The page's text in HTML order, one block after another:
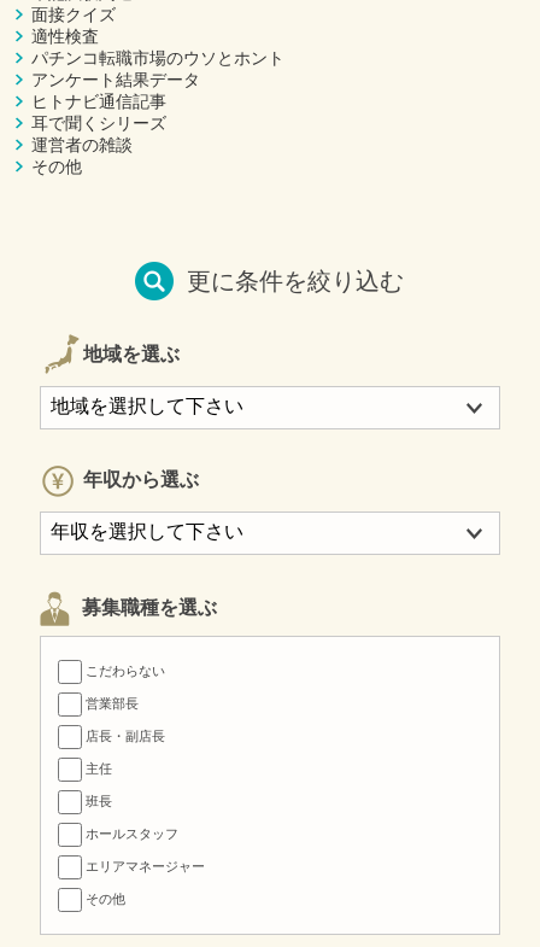
面接クイズ
適性検査
パチンコ転職市場のウソとホント
アンケート結果データ
ヒトナビ通信記事
耳で聞くシリーズ
運営者の雑談
その他
更に条件を絞り込む
地域を選ぶ
年収から選ぶ
募集職種を選ぶ
こだわらない
営業部長
店長・副店長
主任
班長
ホールスタッフ
エリアマネージャー
その他